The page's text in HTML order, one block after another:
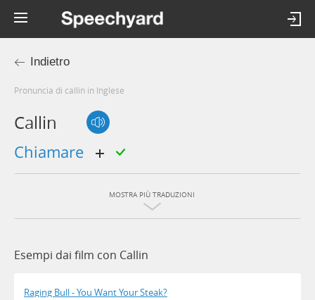
Indietro
Pronuncia di callin in Inglese
Callin
chiamare
MOSTRA PIÙ TRADUZIONI
Esempi dai film con Callin
Raging Bull - You Want Your Steak?